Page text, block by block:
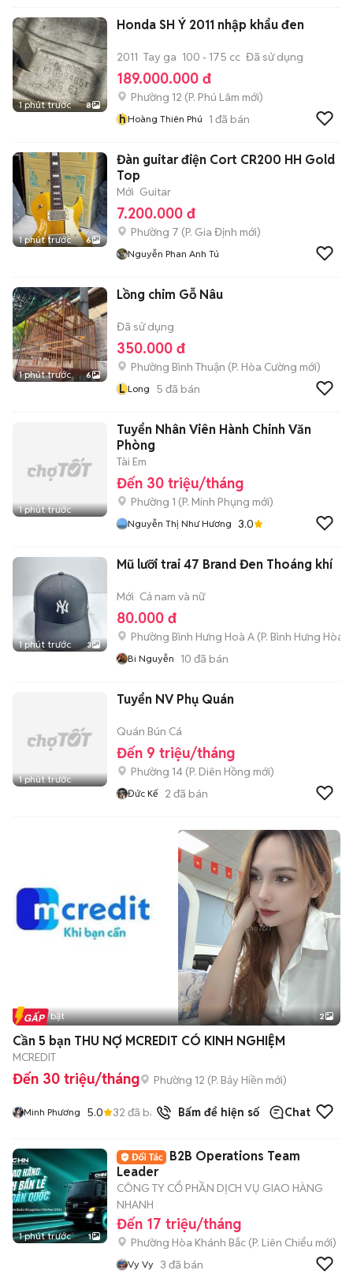
1 phút trước 8
Honda SH Ý 2011 nhập khẩu đen
2011 Tay ga 100 - 175 cc Đã sử dụng
189.000.000 đ
Phường 12 (P. Phú Lâm mới)
hHoàng Thiên Phú 1 đã bán
1 phút trước 6
Đàn guitar điện Cort CR200 HH Gold
Top
Mới Guitar
7.200.000 đ
Phường 7 (P. Gia Định mới)
Nguyễn Phan Anh Tú
1 phút trước 6
Lồng chim Gỗ Nâu
Đã sử dụng
350.000 đ
Phường Bình Thuận (P. Hòa Cường mới)
L Long 5 đã bán
1 phút trước
Tuyển Nhân Viên Hành Chinh Văn
Phòng
Tài Em
Đến 30 triệu/tháng
Phường 1 (P. Minh Phụng mới)
Nguyễn Thị Như Hương 3.0
1 phút trước 3
Mũ lưỡi trai 47 Brand Đen Thoáng khí
Mới Cả nam và nữ
80.000 đ
Phường Bình Hưng Hoà A (P. Bình Hưng Hòa
Bi Nguyễn 10 đã bán
1 phút trước
Tuyển NV Phụ Quán
Quán Bún Cá
Đến 9 triệu/tháng
Phường 14 (P. Diên Hồng mới)
Đức Kế 2 đã bán
Tin nổi bật 2
Cần 5 bạn THU NỢ MCREDIT CÓ KINH NGHIỆM
MCREDIT
Đến 30 triệu/tháng Phường 12 (P. Bảy Hiền mới)
Minh Phương 5.0 32 đã bán Bấm để hiện số Chat
1 phút trước 1
B2B Operations Team
Leader
CÔNG TY CỔ PHẦN DỊCH VỤ GIAO HÀNG
NHANH
Đến 17 triệu/tháng
Phường Hòa Khánh Bắc (P. Liên Chiểu mới)
Vy Vy 3 đã bán